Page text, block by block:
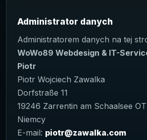
Administrator danych
Administratorem danych na tej
WoWo89 Webdesign & IT-
Piotr
Piotr Wojciech Zawalka
Dorfstraße 11
19246 Zarrentin am Schaalsee
Niemcy
E-mail: piotr@zawalka.com